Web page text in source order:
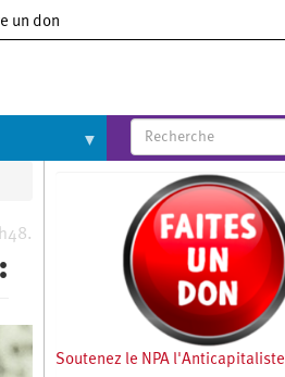
un don
Soutenez le NPA l'Anticapitaliste